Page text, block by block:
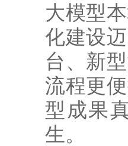
大模型
化建设
台、新
流程更
型成果
生。